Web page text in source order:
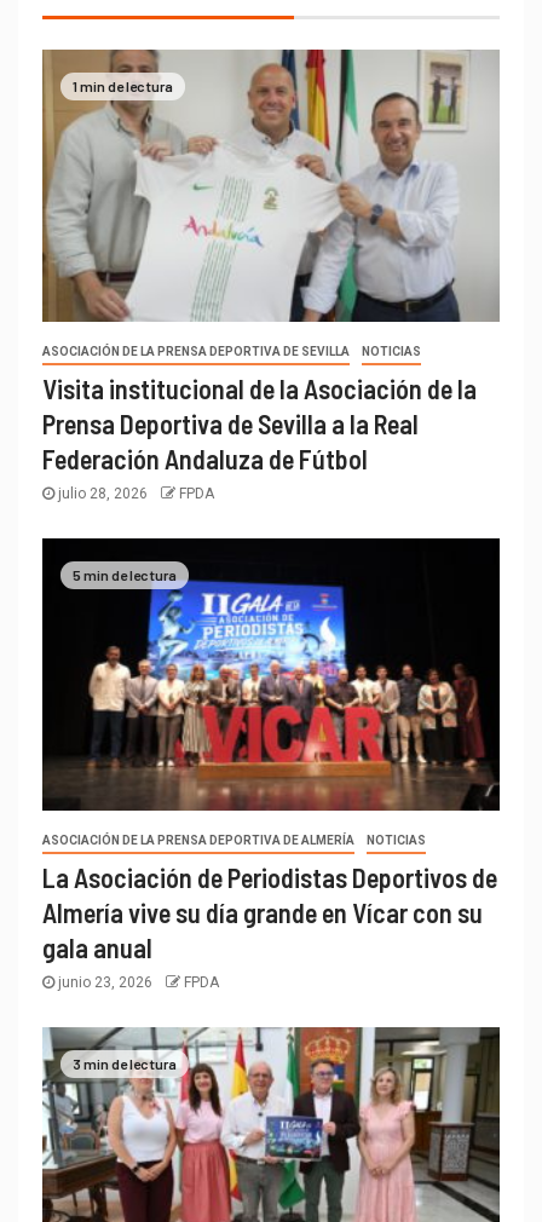
1 min de lectura
ASOCIACIÓN DE LA PRENSA DEPORTIVA DE SEVILLA NOTICIAS
Visita institucional de la Asociación de la
Prensa Deportiva de Sevilla a la Real
Federación Andaluza de Fútbol
julio 28, 2026 FPDA
5 min de lectura
ASOCIACIÓN DE LA PRENSA DEPORTIVA DE ALMERÍA NOTICIAS
La Asociación de Periodistas Deportivos de
Almería vive su día grande en Vícar con su
gala anual
junio 23, 2026 FPDA
3 min de lectura